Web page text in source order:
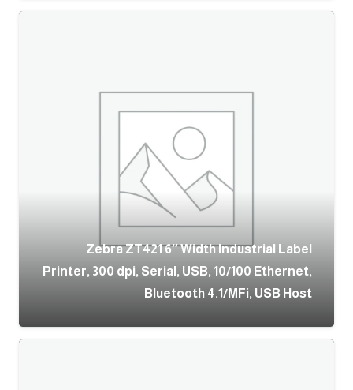
Zebra ZT421 6″ Width Industrial Label
Printer, 300 dpi, Serial, USB, 10/100 Ethernet,
Bluetooth 4.1/MFi, USB Host